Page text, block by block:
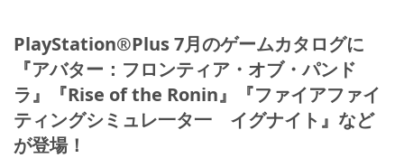
PlayStation®Plus 7月のゲームカタログに
『アバター：フロンティア・オブ・パンド
ラ』『Rise of the Ronin』『ファイアファイ
ティングシミュレ一タ一 イグナイト』など
が登場！